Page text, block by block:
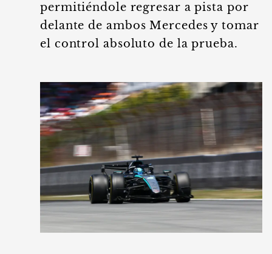
permitiéndole regresar a pista por
delante de ambos Mercedes y tomar
el control absoluto de la prueba.